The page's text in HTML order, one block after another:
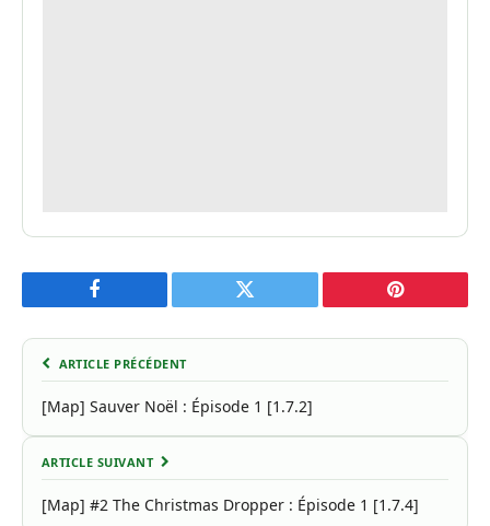
Facebook Twitter Pinterest
ARTICLE PRÉCÉDENT
[Map] Sauver Noël : Épisode 1 [1.7.2]
ARTICLE SUIVANT
[Map] #2 The Christmas Dropper : Épisode 1 [1.7.4]